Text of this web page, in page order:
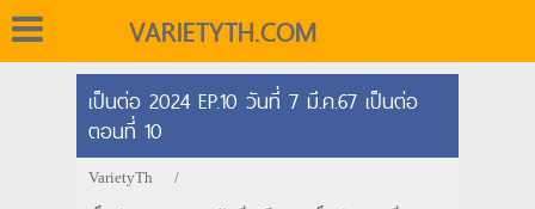
VARIETYTH.COM
เป็นต่อ 2024 EP.10 วันที่ 7 มี.ค.67 เป็นต่อ
ตอนที่ 10
VarietyTh /